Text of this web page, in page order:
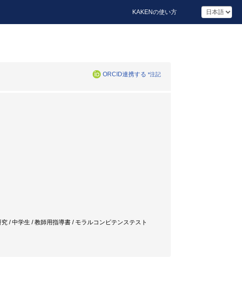
KAKENの使い方
ORCID連携する *注記
/ 中学生 / 教師用指導書 / モラルコンピテンステスト